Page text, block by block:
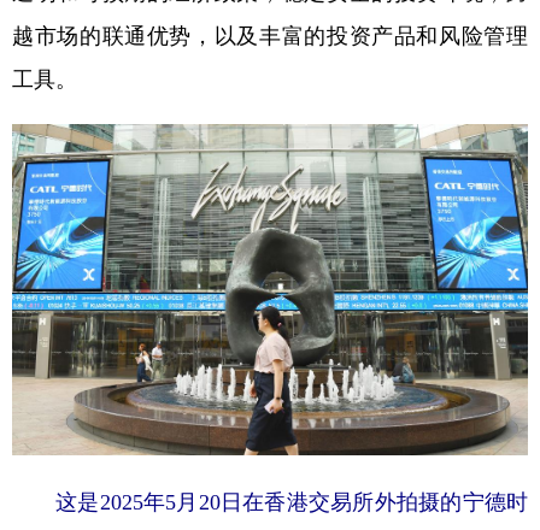
越市场的联通优势，以及丰富的投资产品和风险管理
工具。
这是2025年5月20日在香港交易所外拍摄的宁德时